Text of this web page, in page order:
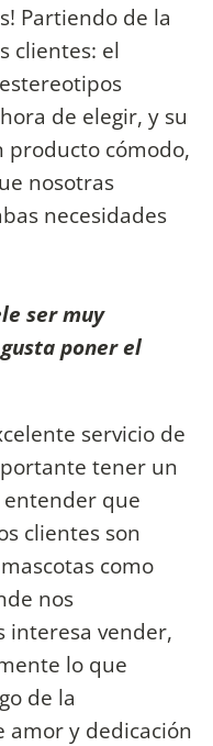
Partiendo de la
clientes: el
de elegir, y su
producto cómodo,
nosotras
necesidades
ser muy
poner el
servicio de
tener un
que
clientes son
como
nos
interesa vender,
lo que
de la
amor y dedicación